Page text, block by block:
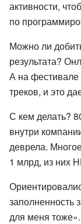
активности,
по
Можно ли
результата?
А на фестивале
треков, и это
С кем делать?
внутри
деврела.
1 млрд, из них
заполненность
для меня